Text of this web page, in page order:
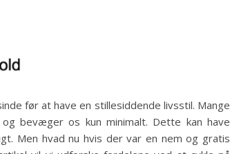
før at have en stillesiddende livsstil. Mange
bevæger os kun minimalt. Dette kan have
Men hvad nu hvis der var en nem og gratis